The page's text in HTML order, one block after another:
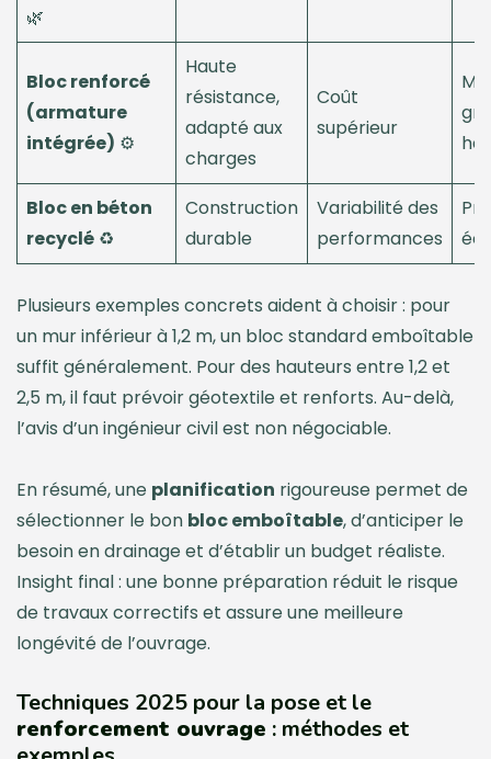
🌿
Bloc renforcé
(armature
intégrée) ⚙️
Haute
résistance,
adapté aux
charges
Coût
supérieur
Bloc en béton
recyclé ♻️
Construction
durable
Variabilité des
performances
Plusieurs exemples concrets aident à choisir : pour
un mur inférieur à 1,2 m, un bloc standard emboîtable
suffit généralement. Pour des hauteurs entre 1,2 et
2,5 m, il faut prévoir géotextile et renforts. Au-delà,
l’avis d’un ingénieur civil est non négociable.
En résumé, une planification rigoureuse permet de
sélectionner le bon bloc emboîtable, d’anticiper le
besoin en drainage et d’établir un budget réaliste.
Insight final : une bonne préparation réduit le risque
de travaux correctifs et assure une meilleure
longévité de l’ouvrage.
Techniques 2025 pour la pose et le
renforcement ouvrage : méthodes et